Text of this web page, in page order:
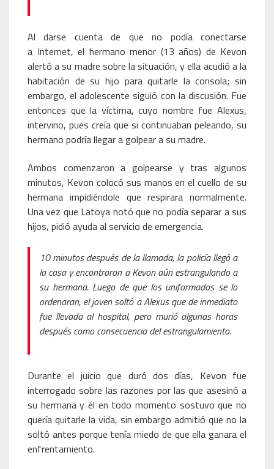
Al darse cuenta de que no podía conectarse
a Internet, el hermano menor (13 años) de Kevon
alertó a su madre sobre la situación, y ella acudió a la
habitación de su hijo para quitarle la consola; sin
embargo, el adolescente siguió con la discusión. Fue
entonces que la víctima, cuyo nombre fue Alexus,
intervino, pues creía que si continuaban peleando, su
hermano podría llegar a golpear a su madre.
Ambos comenzaron a golpearse y tras algunos
minutos, Kevon colocó sus manos en el cuello de su
hermana impidiéndole que respirara normalmente.
Una vez que Latoya notó que no podía separar a sus
hijos, pidió ayuda al servicio de emergencia.
10 minutos después de la llamada, la policía llegó a
la casa y encontraron a Kevon aún estrangulando a
su hermana. Luego de que los uniformados se lo
ordenaran, el joven soltó a Alexus que de inmediato
fue llevada al hospital, pero murió algunas horas
después como consecuencia del estrangulamiento.
Durante el juicio que duró dos días, Kevon fue
interrogado sobre las razones por las que asesinó a
su hermana y él en todo momento sostuvo que no
quería quitarle la vida, sin embargo admitió que no la
soltó antes porque tenía miedo de que ella ganara el
enfrentamiento.